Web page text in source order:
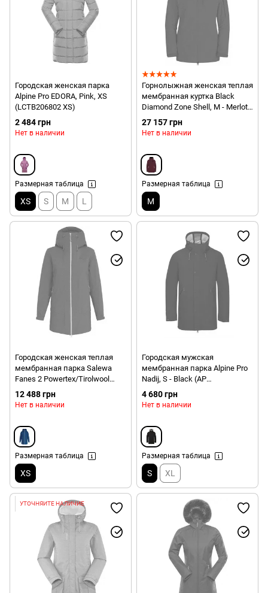
Городская женская парка
Alpine Pro EDORA, Pink, XS
(LCTB206802 XS)
2 484 грн
Нет в наличии
Размерная таблица
XS S M L
Горнолыжная женская теплая
мембранная куртка Black
Diamond Zone Shell, M - Merlot
(BD A04I.603-M)
27 157 грн
Нет в наличии
Размерная таблица
M
Городская женская теплая
мембранная парка Salewa
Fanes 2 Powertex/Tirolwool
Celliant Parka, S - Blue
(4053865918535)
12 488 грн
Нет в наличии
Размерная таблица
XS
Городская мужская
мембранная парка Alpine Pro
Nadij, S - Black (AP
MJCS427.990-S)
4 680 грн
Нет в наличии
Размерная таблица
S XL
УТОЧНЯЙТЕ НАЛИЧИЕ